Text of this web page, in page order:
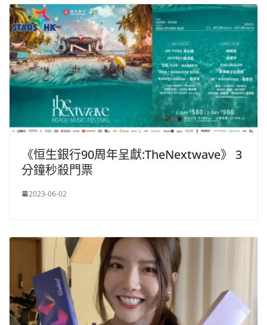
《恒生銀行90周年呈獻:TheNextwave》 3
分鐘秒殺門票
2023-06-02